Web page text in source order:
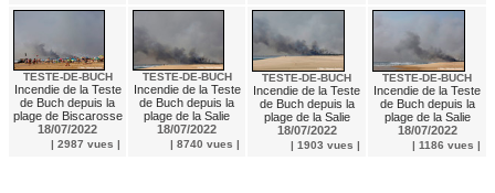
TESTE-DE-BUCH
Incendie de la Teste
de Buch depuis la
plage de Biscarosse
18/07/2022
| 2987 vues |
TESTE-DE-BUCH
Incendie de la Teste
de Buch depuis la
plage de la Salie
18/07/2022
| 8740 vues |
TESTE-DE-BUCH
Incendie de la Teste
de Buch depuis la
plage de la Salie
18/07/2022
| 1903 vues |
TESTE-DE-BUCH
Incendie de la Teste
de Buch depuis la
plage de la Salie
18/07/2022
| 1186 vues |